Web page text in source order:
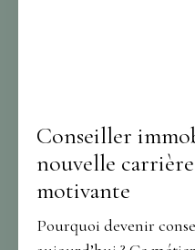
Conseiller
nouvelle
motivante
Pourquoi devenir